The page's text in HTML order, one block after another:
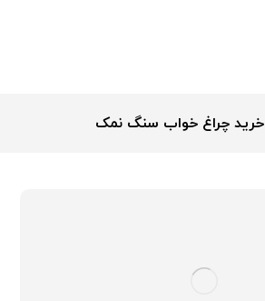
خرید چراغ خواب سنگ نمک